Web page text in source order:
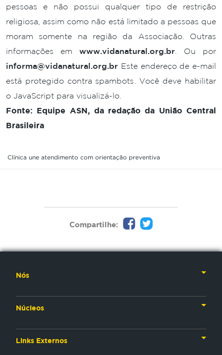
pessoas e não possui qualquer tipo de restrição
religiosa, assim como não está limitado a pessoas que
moram somente na região da Associação. Outras
informações em www.vidanatural.org.br . Ou por
informa@vidanatural.org.br Este endereço de e-mail
está protegido contra spambots. Você deve habilitar
o JavaScript para visualizá-lo.
Fonte: Equipe ASN, da redação da União Central
Brasileira
Clínica une atendimento com orientação preventiva
Compartilhe:
Nós
Núcleos
Links Externos